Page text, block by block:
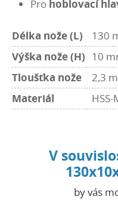
Pro hoblovací
Délka nože (L)
130
Výška nože (H) 10
Tloušťka nože
2,3
Materiál
HSS-
V
by vás